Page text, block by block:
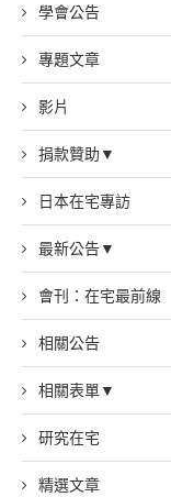
學會公告
專題文章
影片
捐款贊助▼
日本在宅專訪
最新公告▼
會刊：在宅最前線
相關公告
相關表單▼
研究在宅
精選文章